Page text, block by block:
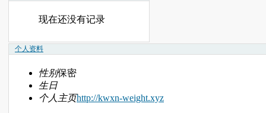
现在还没有记录
个人资料
性别保密
生日
个人主页http://kwxn-weight.xyz